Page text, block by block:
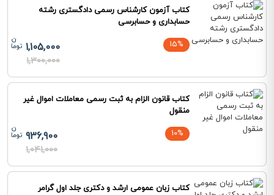
کتاب آزمون‌ کارشناس رسمی دادگستری رشته
حسابداری و حسابرسی
15%
1,105,000
1,300,000
کتاب قانون الزام به ثبت رسمی معاملات اموال غیر
منقول
10%
936,900
1,041,000
کتاب زبان عمومی ارشد و دکتری جلد اول گرامر